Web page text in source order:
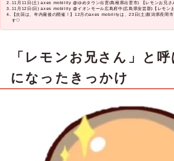
11月11日(土) axes mobility @ゆめタウン出雲(島根県出雲市) 【レモンお兄さ
11月12日(日) axes mobility @イオンモール広島府中(広島県安芸郡)【レモンお
【次回は、年内最後の開催！】12月のaxes mobilityは、23日(土)新潟県長岡
す♡
「レモンお兄さん」と
になったきっかけ